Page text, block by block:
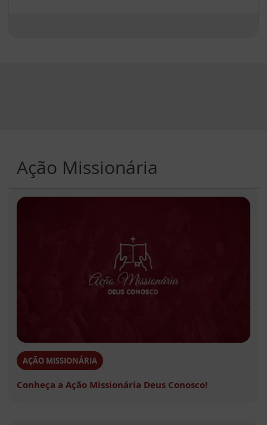
Ação Missionária
AÇÃO MISSIONÁRIA
Conheça a Ação Missionária Deus Conosco!